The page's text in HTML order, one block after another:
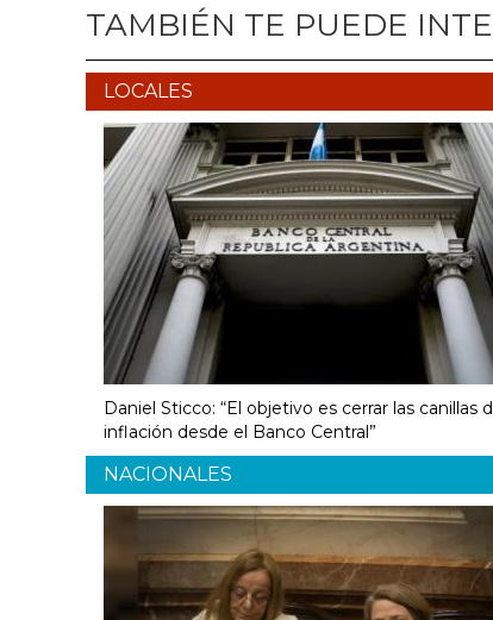
TAMBIÉN TE PUEDE
LOCALES
Daniel Sticco: “El objetivo es cerrar las canillas
inflación desde el Banco Central”
NACIONALES